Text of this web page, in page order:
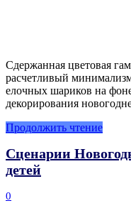
Сдержанная цветовая
расчетливый
елочных шариков на
декорирования
Продолжить чтение
Сценарии
детей
0